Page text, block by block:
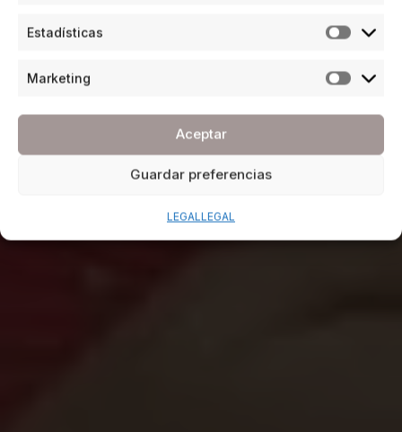
Estadísticas
Marketing
Aceptar
Guardar preferencias
LEGALLEGAL